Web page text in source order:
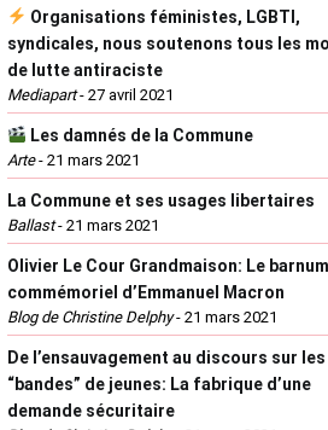
Organisations féministes, LGBTI,
syndicales, nous soutenons tous les
de lutte antiraciste
Mediapart- 27 avril 2021
Les damnés de la Commune
Arte- 21 mars 2021
La Commune et ses usages libertaires
Ballast- 21 mars 2021
Olivier Le Cour Grandmaison: Le barnum
commémoriel d’Emmanuel Macron
Blog de Christine Delphy- 21 mars 2021
De l’ensauvagement au discours sur les
“bandes” de jeunes: La fabrique d’une
demande sécuritaire